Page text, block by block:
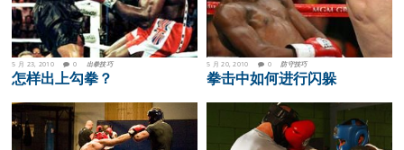
5 月 23, 2010 出拳技巧
0
怎样出上勾拳？
5 月 20, 2010 防守技巧
0
拳击中如何进行闪躲